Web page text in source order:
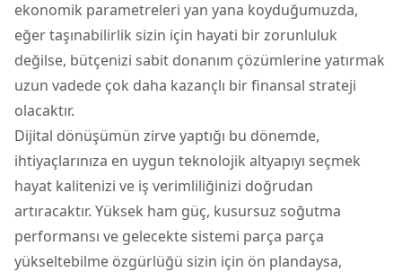
ekonomik parametreleri yan yana koyduğumuzda,
eğer taşınabilirlik sizin için hayati bir zorunluluk
değilse, bütçenizi sabit donanım çözümlerine yatırmak
uzun vadede çok daha kazançlı bir finansal strateji
olacaktır.
Dijital dönüşümün zirve yaptığı bu dönemde,
ihtiyaçlarınıza en uygun teknolojik altyapıyı seçmek
hayat kalitenizi ve iş verimliliğinizi doğrudan
artıracaktır. Yüksek ham güç, kusursuz soğutma
performansı ve gelecekte sistemi parça parça
yükseltebilme özgürlüğü sizin için ön plandaysa,